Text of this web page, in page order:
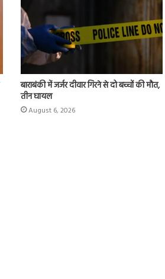
बाराबंकी में जर्जर दीवार गिरने से दो बच्चों की मौत,
तीन घायल
August 6, 2026